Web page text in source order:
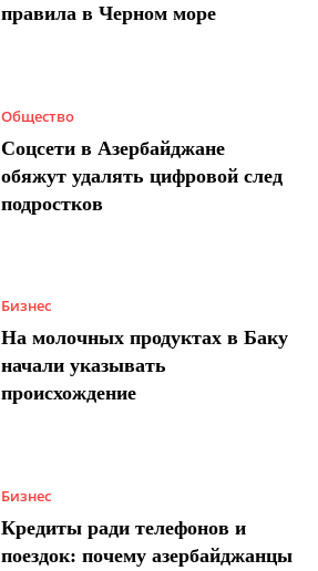
правила в Черном море
Общество
Соцсети в Азербайджане
обяжут удалять цифровой след
подростков
Бизнес
На молочных продуктах в Баку
начали указывать
происхождение
Бизнес
Кредиты ради телефонов и
поездок: почему азербайджанцы